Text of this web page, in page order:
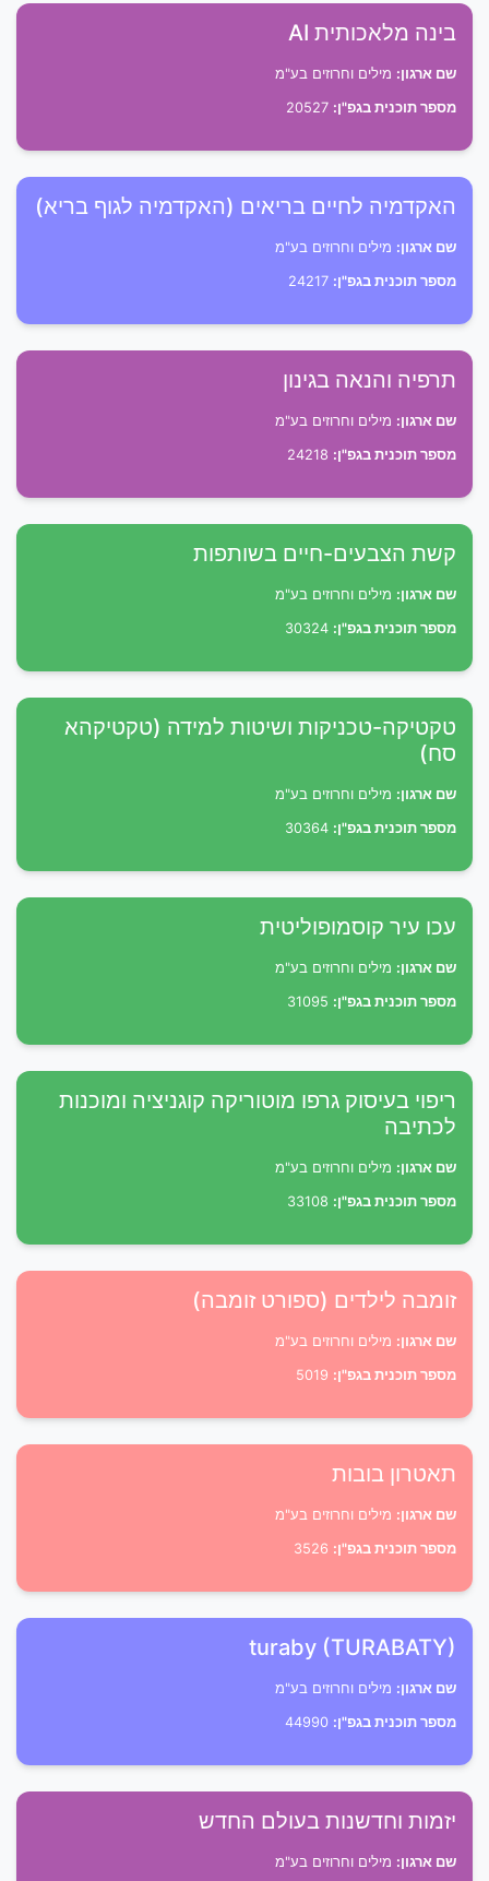
בינה מלאכותית AI
שם ארגון: מילים וחרוזים בע"מ
מספר תוכנית בגפ"ן:
האקדמיה לחיים בריאים (האקדמיה לגוף בריא)
שם ארגון: מילים וחרוזים בע"מ
מספר תוכנית בגפ"ן:
תרפיה והנאה בגינון
שם ארגון: מילים וחרוזים בע"מ
מספר תוכנית בגפ"ן:
קשת הצבעים-חיים בשותפות
שם ארגון: מילים וחרוזים בע"מ
מספר תוכנית בגפ"ן:
טקטיקה-טכניקות ושיטות למידה (טקטיקהא
סח)
שם ארגון: מילים וחרוזים בע"מ
מספר תוכנית בגפ"ן:
עכו עיר קוסמופוליטית
שם ארגון: מילים וחרוזים בע"מ
מספר תוכנית בגפ"ן:
ריפוי בעיסוק גרפו מוטוריקה קוגניציה ומוכנות
לכתיבה
שם ארגון: מילים וחרוזים בע"מ
מספר תוכנית בגפ"ן:
זומבה לילדים (ספורט זומבה)
שם ארגון: מילים וחרוזים בע"מ
מספר תוכנית בגפ"ן:
תאטרון בובות
שם ארגון: מילים וחרוזים בע"מ
מספר תוכנית בגפ"ן:
turaby (TURABATY)
שם ארגון: מילים וחרוזים בע"מ
מספר תוכנית בגפ"ן:
יזמות וחדשנות בעולם החדש
שם ארגון: מילים וחרוזים בע"מ